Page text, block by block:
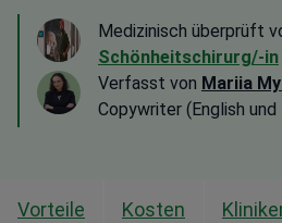
Medizinisch überprüft
Schönheitschirurg/-in
Verfasst von Mariia
Copywriter (English
Vorteile Kosten